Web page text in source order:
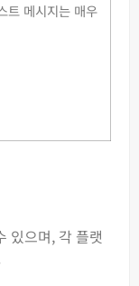
트 메시지는 매우
있으며, 각 플랫